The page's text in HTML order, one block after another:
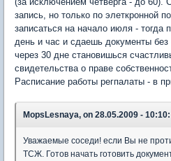
запись, но только по элеткронной
записаться на начало июля - тогда
день и час и сдаешь документы
через 30 дне становишься
свидетельства о праве
Расписание работы регпалаты - в
MopsLesnaya, on 28.05.2009 - 10:10:
Уважаемые соседи! если Вы не
ТСЖ. Готов начать готовить